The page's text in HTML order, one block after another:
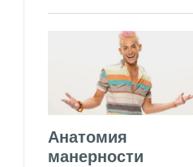
Анатомия
манерности